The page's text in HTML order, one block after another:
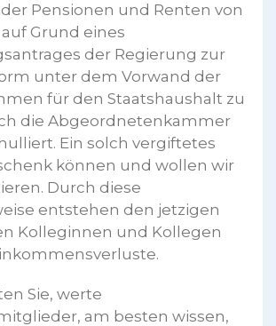
Pensionen und Renten von
auf Grund eines
der Regierung zur
unter dem Vorwand der
für den Staatshaushalt zu
die Abgeordnetenkammer
Ein solch vergiftetes
können und wollen wir
Durch diese
entstehen den jetzigen
Kolleginnen und Kollegen
Sie, werte
am besten wissen,